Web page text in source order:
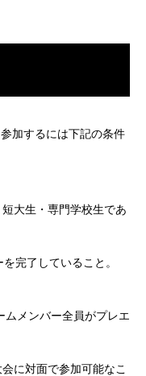
加するには下記の条件
大生・専門学校生であ
完了していること。
ムメンバー全員がプレエ
に対面で参加可能なこ